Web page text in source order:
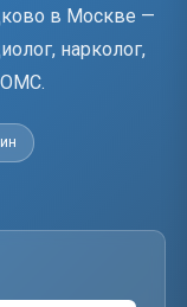
в Москве —
нарколог,
ОМС.